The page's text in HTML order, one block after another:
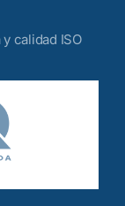
calidad ISO